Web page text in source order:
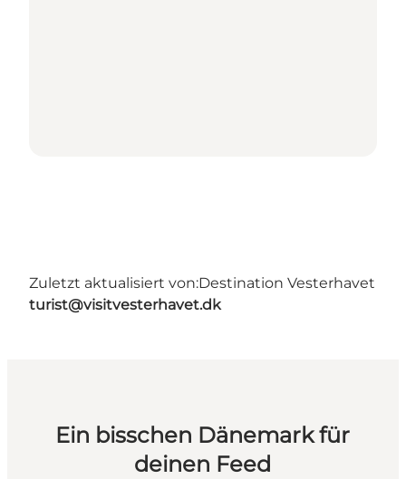
Zuletzt aktualisiert von:Destination Vesterhavet
turist@visitvesterhavet.dk
Ein bisschen Dänemark für
deinen Feed